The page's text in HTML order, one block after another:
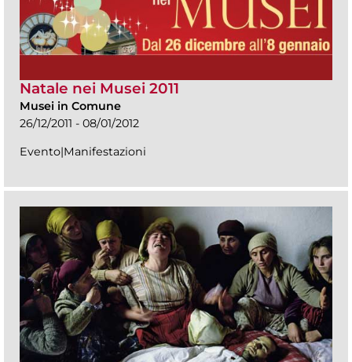
Natale nei Musei 2011
Musei in Comune
26/12/2011 - 08/01/2012
Evento|Manifestazioni